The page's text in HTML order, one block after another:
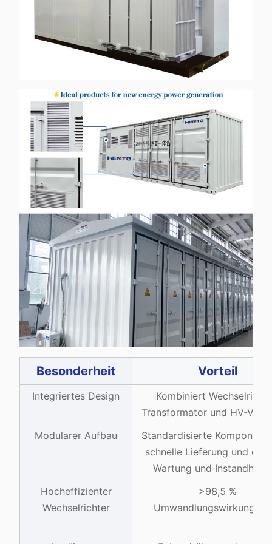
Besonderheit Vorteil
Integriertes Design
Kombiniert
Transformator und HV-
Modularer Aufbau
Standardisierte
schnelle Lieferung und
Wartung und
Hocheffizienter
Wechselrichter
>98,5 %